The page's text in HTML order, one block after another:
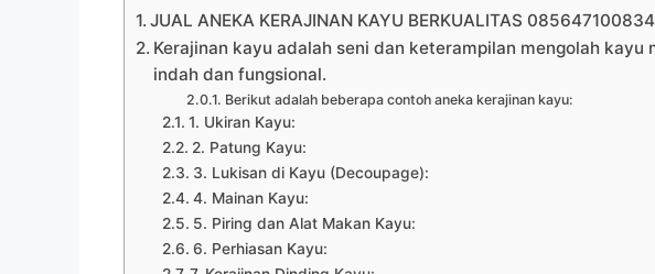
JUAL ANEKA KERAJINAN KAYU BERKUALITAS
Kerajinan kayu adalah seni dan keterampilan mengolah
indah dan fungsional.
Berikut adalah beberapa contoh aneka kerajinan kayu:
1. Ukiran Kayu:
2. Patung Kayu:
3. Lukisan di Kayu (Decoupage):
4. Mainan Kayu:
5. Piring dan Alat Makan Kayu:
6. Perhiasan Kayu: